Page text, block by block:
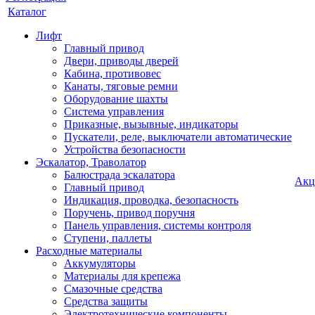
Каталог
Лифт
Главный привод
Двери, приводы дверей
Кабина, противовес
Канаты, тяговые ремни
Оборудование шахты
Система управления
Приказные, вызывные, индикаторы
Пускатели, реле, выключатели автоматические
Устройства безопасности
Эскалатор, Траволатор
Балюстрада эскалатора
Главный привод
Индикация, проводка, безопасность
Поручень, привод поручня
Панель управления, системы контроля
Ступени, паллеты
Расходные материалы
Аккумуляторы
Материалы для крепежа
Смазочные средства
Средства защиты